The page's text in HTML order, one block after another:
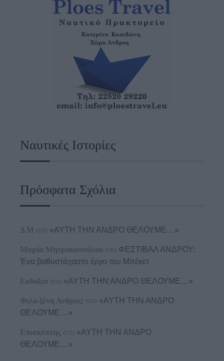
Ναυτικές Ιστορίες
Πρόσφατα Σχόλια
Δ Μ στο «ΑΥΤΗ ΤΗΝ ΑΝΔΡΟ ΘΕΛΟΥΜΕ…»
Μαρία Μητρακοπούλου στο ΦΕΣΤΙΒΑΛ ΑΝΔΡΟΥ:
Ένα βαθυστόχαστο έργο του Μπέκετ
Ευδοξια στο «ΑΥΤΗ ΤΗΝ ΑΝΔΡΟ ΘΕΛΟΥΜΕ…»
Φιλο-ξένη Ανδρος; στο «ΑΥΤΗ ΤΗΝ ΑΝΔΡΟ
ΘΕΛΟΥΜΕ…»
Επισκέπτης στο «ΑΥΤΗ ΤΗΝ ΑΝΔΡΟ
ΘΕΛΟΥΜΕ…»